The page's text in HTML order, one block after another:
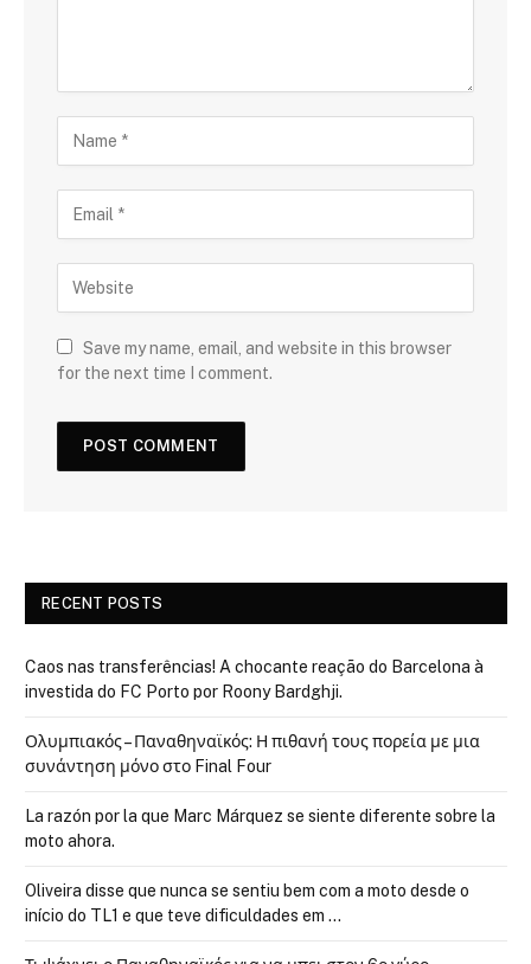
Save my name, email, and website in this browser
for the next time I comment.
RECENT POSTS
Caos nas transferências! A chocante reação do Barcelona à
investida do FC Porto por Roony Bardghji.
Ολυμπιακός – Παναθηναϊκός: Η πιθανή τους πορεία με μια
συνάντηση μόνο στο Final Four
La razón por la que Marc Márquez se siente diferente sobre la
moto ahora.
Oliveira disse que nunca se sentiu bem com a moto desde o
início do TL1 e que teve dificuldades em …